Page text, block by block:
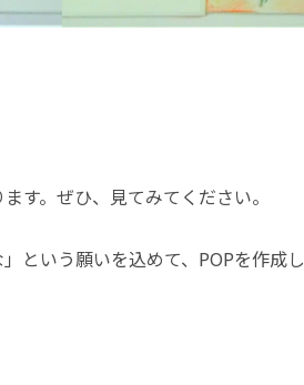
す。ぜひ、見てみてください。
という願いを込めて、POPを作成し